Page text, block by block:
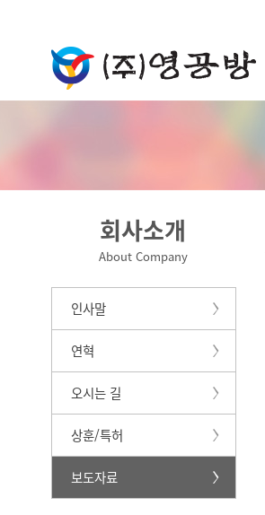
회사소개
About Company
인사말
연혁
오시는 길
상훈/특허
보도자료